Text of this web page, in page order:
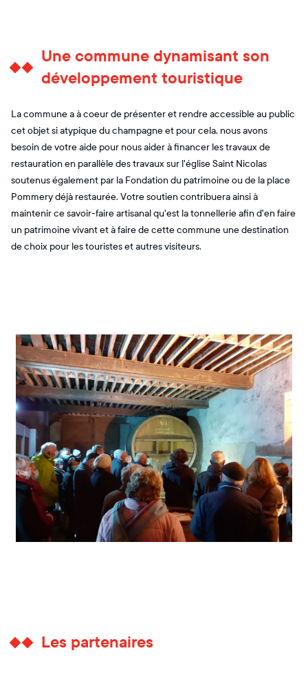
Une commune dynamisant son
développement touristique
La commune a à coeur de présenter et rendre accessible au public
cet objet si atypique du champagne et pour cela, nous avons
besoin de votre aide pour nous aider à financer les travaux de
restauration en parallèle des travaux sur l'église Saint Nicolas
soutenus également par la Fondation du patrimoine ou de la place
Pommery déjà restaurée. Votre soutien contribuera ainsi à
maintenir ce savoir-faire artisanal qu'est la tonnellerie afin d'en faire
un patrimoine vivant et à faire de cette commune une destination
de choix pour les touristes et autres visiteurs.
Les partenaires